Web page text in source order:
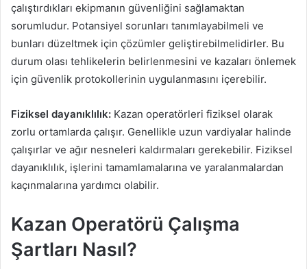
çalıştırdıkları ekipmanın güvenliğini sağlamaktan
sorumludur. Potansiyel sorunları tanımlayabilmeli ve
bunları düzeltmek için çözümler geliştirebilmelidirler. Bu
durum olası tehlikelerin belirlenmesini ve kazaları önlemek
için güvenlik protokollerinin uygulanmasını içerebilir.
Fiziksel dayanıklılık: Kazan operatörleri fiziksel olarak
zorlu ortamlarda çalışır. Genellikle uzun vardiyalar halinde
çalışırlar ve ağır nesneleri kaldırmaları gerekebilir. Fiziksel
dayanıklılık, işlerini tamamlamalarına ve yaralanmalardan
kaçınmalarına yardımcı olabilir.
Kazan Operatörü Çalışma
Şartları Nasıl?